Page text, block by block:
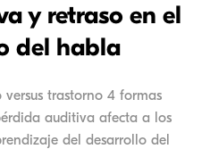
y retraso en el
del habla
versus trastorno 4 formas
auditiva afecta a los
del desarrollo del